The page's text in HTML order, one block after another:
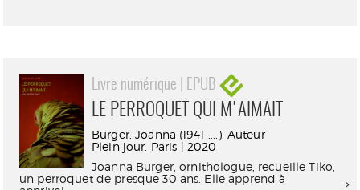
Livre numérique | EPUB
LE PERROQUET QUI M'AIMAIT
Burger, Joanna (1941-....). Auteur
Plein jour. Paris | 2020
Joanna Burger, ornithologue, recueille Tiko,
un perroquet de presque 30 ans. Elle apprend à